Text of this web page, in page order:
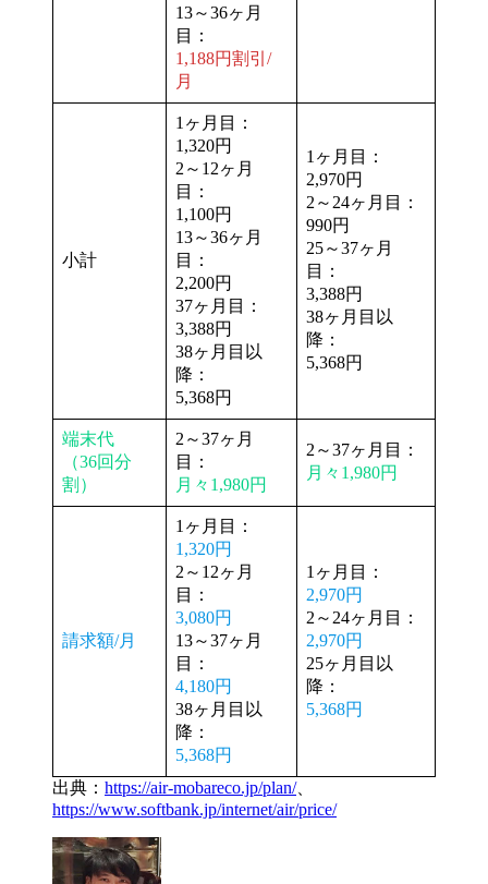
13～36ヶ月
目：
1,188円割引/
月
小計
1ヶ月目：
1,320円
2～12ヶ月
目：
1,100円
13～36ヶ月
目：
2,200円
37ヶ月目：
3,388円
38ヶ月目以
降：
5,368円
1ヶ月目：
2,970円
2～24ヶ月目：
990円
25～37ヶ月
目：
3,388円
38ヶ月目以
降：
5,368円
端末代
（36回分
割）
2～37ヶ月
目：
月々1,980円
2～37ヶ月目：
月々1,980円
請求額/月
1ヶ月目：
1,320円
2～12ヶ月
目：
3,080円
13～37ヶ月
目：
4,180円
38ヶ月目以
降：
5,368円
1ヶ月目：
2,970円
2～24ヶ月目：
2,970円
25ヶ月目以
降：
5,368円
出典： https://air-mobareco.jp/plan/、
https://www.softbank.jp/internet/air/price/